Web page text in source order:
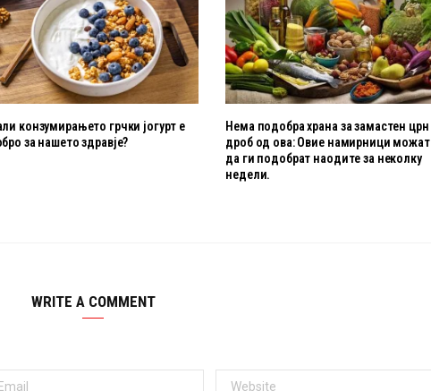
конзумирањето грчки јогурт е
за нашето здравје?
Нема подобра храна за замастен црн
дроб од ова: Овие намирници можат
да ги подобрат наодите за неколку
недели.
WRITE A COMMENT